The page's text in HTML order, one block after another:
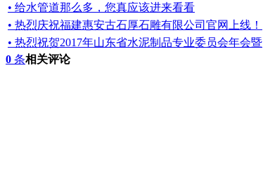
• 给水管道那么多，您真应该进来看看
• 热烈庆祝福建惠安古石厚石雕有限公司官网上线！
• 热烈祝贺2017年山东省水泥制品专业委员会年会暨
0 条相关评论